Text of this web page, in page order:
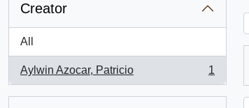
Creator
All
Aylwin Azocar, Patricio
, 1 results
1